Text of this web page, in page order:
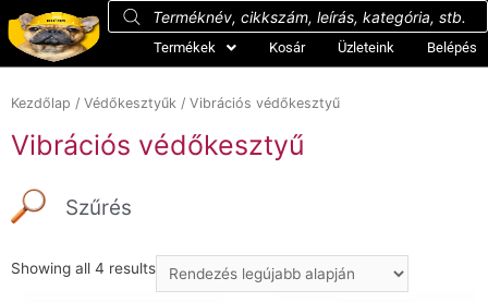
Termékek Kosár Üzleteink Belépés
Kezdőlap / Védőkesztyűk / Vibrációs védőkesztyű
Vibrációs védőkesztyű
Szűrés
Ár szerinti szűrés
Showing all 4 results